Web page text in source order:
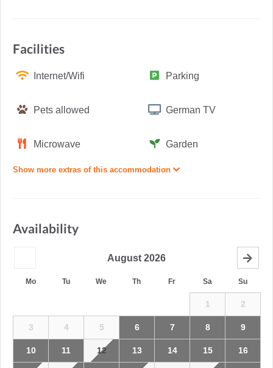
Facilities
Internet/Wifi Parking
Pets allowed German TV
Microwave Garden
Show more extras of this accommodation
Availability
August 2026
Mo Tu We Th Fr Sa Su
1 2
3 4 5 6 7 8 9
10 11 12 13 14 15 16